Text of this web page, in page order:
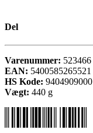
Del
Varenummer: 523466
EAN: 5400585265521
HS Kode: 9404909000
Vægt: 440 g